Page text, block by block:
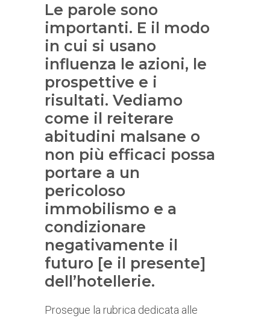
Le parole sono
importanti. E il modo
in cui si usano
influenza le azioni, le
prospettive e i
risultati. Vediamo
come il reiterare
abitudini malsane o
non più efficaci possa
portare a un
pericoloso
immobilismo e a
condizionare
negativamente il
futuro [e il presente]
dell’hotellerie.
Prosegue la rubrica dedicata alle